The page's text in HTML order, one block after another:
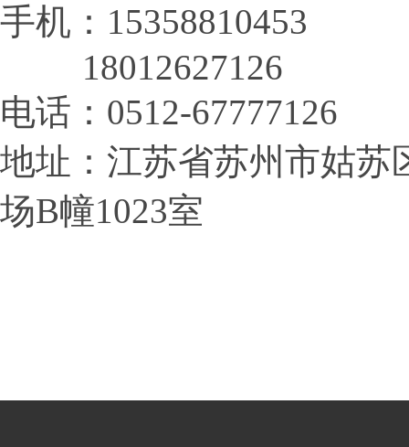
手机：15358810453
18012627126
电话：0512-67777126
地址： 江苏省苏州市姑苏
场B幢1023室